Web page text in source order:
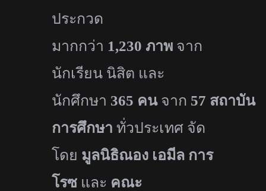
ประกวด
มากกว่า 1,230 ภาพ จาก
นักเรียน นิสิต และ
นักศึกษา 365 คนจาก 57 สถาบัน
การศึกษา ทั่วประเทศ จัด
โดย มูลนิธิณอง เอมีล การ
โรซ และ คณะ